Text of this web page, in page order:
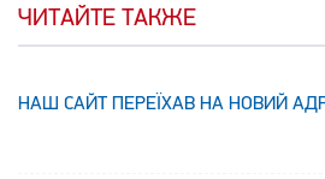
ЧИТАЙТЕ ТАКЖЕ
НАШ САЙТ ПЕРЕЇХАВ НА НОВИЙ